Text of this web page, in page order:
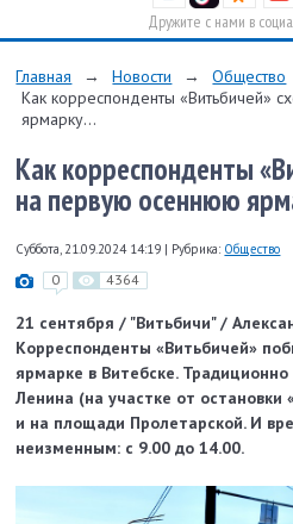
Дружите с нами в
Главная → Новости → Общество
Как корреспонденты «Витьбичей»
ярмарку...
Как корреспонденты
на первую осеннюю
Суббота, 21.09.2024 14:19 | Рубрика: Общество
0 4364
21 сентября / "Витьбичи" /
Корреспонденты «Витьбичей»
ярмарке в Витебске.
Ленина (на участке от остановки
и на площади Пролетарской. И
неизменным: с 9.00 до 14.00.